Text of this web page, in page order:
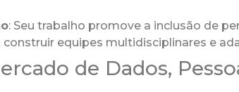
: Seu trabalho promove a inclusão de
equipes multidisciplinares e
de Dados,